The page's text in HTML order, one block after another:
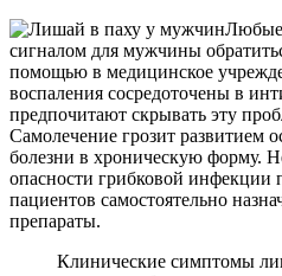
Любые
сигналом для мужчины
помощью в медицинское
воспаления сосредоточены в
предпочитают скрывать эту
Самолечение грозит развитием
болезни в хроническую форму.
опасности грибковой инфекции
пациентов самостоятельно
препараты.
Клинические симптомы